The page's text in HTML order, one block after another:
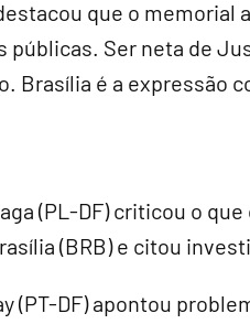
que o memorial
públicas. Ser neta de
Brasília é a expressão
(PL-DF) criticou o
(BRB) e citou
(PT-DF) apontou